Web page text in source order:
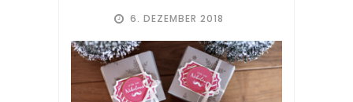
6. DEZEMBER 2018